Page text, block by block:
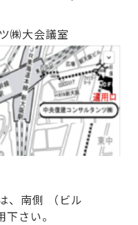
㈱大会議室
、南側 （ビル
さい。